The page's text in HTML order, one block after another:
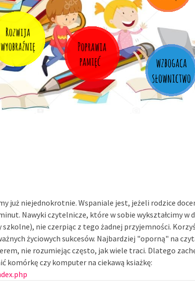
już niejednokrotnie. Wspaniale jest, jeżeli rodzice
Nawyki czytelnicze, które w sobie wykształcimy w
nie czerpiąc z tego żadnej przyjemności.
życiowych sukcesów. Najbardziej "oporną" na
nie rozumiejąc często, jak wiele traci. Dlatego
komórkę czy komputer na ciekawą ksiażkę: